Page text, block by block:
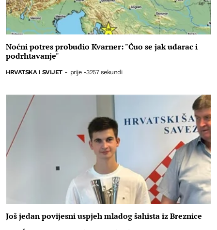
Noćni potres probudio Kvarner: "Čuo se jak udarac i
podrhtavanje"
HRVATSKA I SVIJET - prije -3257 sekundi
Još jedan povijesni uspjeh mladog šahista iz Breznice